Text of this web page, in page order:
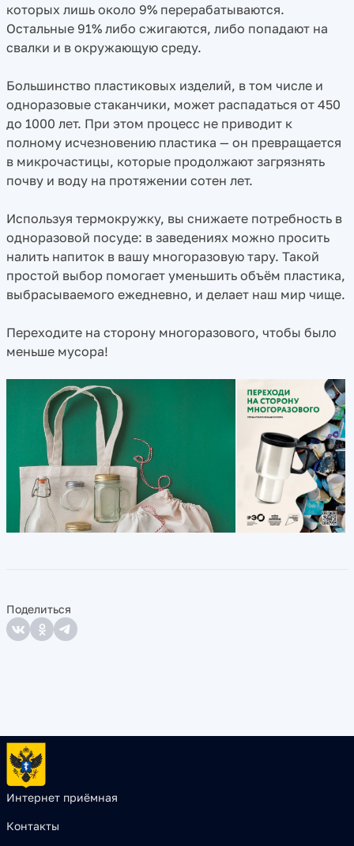
которых лишь около 9% перерабатываются.
Остальные 91% либо сжигаются, либо попадают на
свалки и в окружающую среду.
Большинство пластиковых изделий, в том числе и
одноразовые стаканчики, может распадаться от 450
до 1000 лет. При этом процесс не приводит к
полному исчезновению пластика — он превращается
в микрочастицы, которые продолжают загрязнять
почву и воду на протяжении сотен лет.
Используя термокружку, вы снижаете потребность в
одноразовой посуде: в заведениях можно просить
налить напиток в вашу многоразовую тару. Такой
простой выбор помогает уменьшить объём пластика,
выбрасываемого ежедневно, и делает наш мир чище.
Переходите на сторону многоразового, чтобы было
меньше мусора!
Поделиться
Интернет приёмная
Контакты